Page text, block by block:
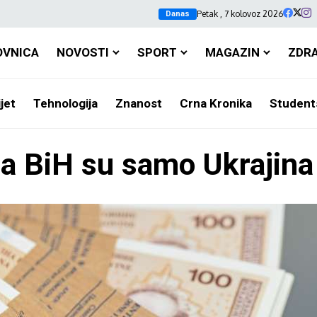
Danas Petak , 7 kolovoz 2026
NOVOSTI SPORT MAGAZIN
Tehnologija Znanost Crna Kronika
BiH su samo